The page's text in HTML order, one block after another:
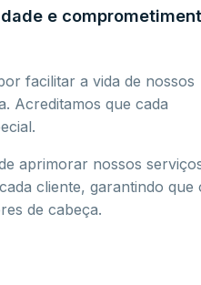
e
facilitar a vida de nossos
Acreditamos que cada
aprimorar nossos
cliente, garantindo que
de cabeça.